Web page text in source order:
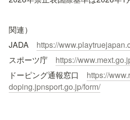
関連）
JADA https://
スポーツ庁 https://
ドーピング通報窓口 https://
doping.jpnsport.go.jp/form/